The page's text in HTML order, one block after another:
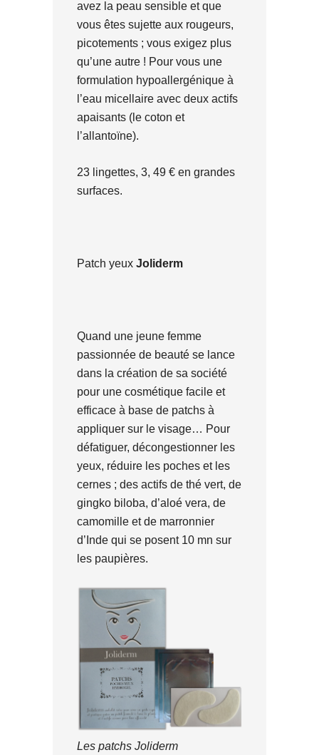
avez la peau sensible et que
vous êtes sujette aux rougeurs,
picotements ; vous exigez plus
qu’une autre ! Pour vous une
formulation hypoallergénique à
l’eau micellaire avec deux actifs
apaisants (le coton et
l’allantoïne).
23 lingettes, 3, 49 € en grandes
surfaces.
Patch yeux Joliderm
Quand une jeune femme
passionnée de beauté se lance
dans la création de sa société
pour une cosmétique facile et
efficace à base de patchs à
appliquer sur le visage… Pour
défatiguer, décongestionner les
yeux, réduire les poches et les
cernes ; des actifs de thé vert, de
gingko biloba, d’aloé vera, de
camomille et de marronnier
d’Inde qui se posent 10 mn sur
les paupières.
Les patchs Joliderm